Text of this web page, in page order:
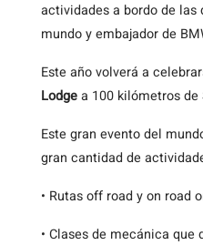
actividades a bordo de
mundo y embajador de
Este año volverá a
Lodgea 100 kilómetros de
Este gran evento del
gran cantidad de
• Rutas off road y on road
• Clases de mecánica